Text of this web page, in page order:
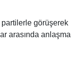
görüşerek
arasında anlaşma